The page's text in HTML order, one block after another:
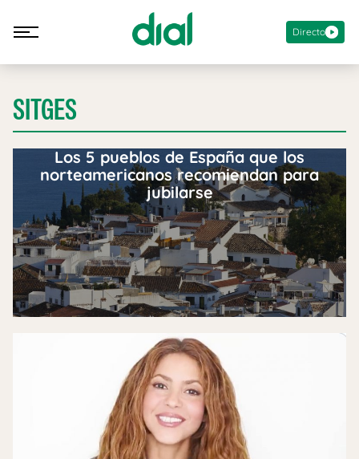
Directo
SITGES
Los 5 pueblos de España que los
norteamericanos recomiendan para
jubilarse